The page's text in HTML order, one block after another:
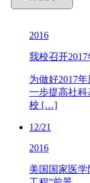
2016
我校召开
为做好2017
一步提高社科
校 […]
12/21
2016
美国国家医学